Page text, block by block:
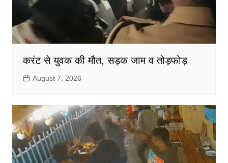
करंट से युवक की मौत, सड़क जाम व तोड़फोड़
August 7, 2026